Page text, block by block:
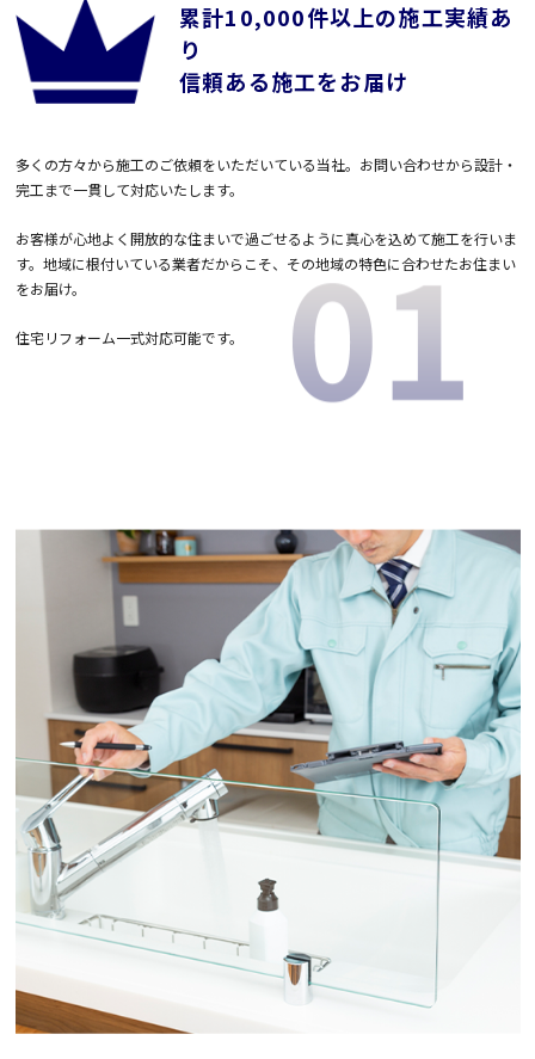
累計10,000件以上の施工実績あ
り
信頼ある施工をお届け
多くの方々から施工のご依頼をいただいている当社。お問い合わせから設計・
完工まで一貫して対応いたします。
お客様が心地よく開放的な住まいで過ごせるように真心を込めて施工を行いま
す。地域に根付いている業者だからこそ、その地域の特色に合わせたお住まい
をお届け。
住宅リフォーム一式対応可能です。